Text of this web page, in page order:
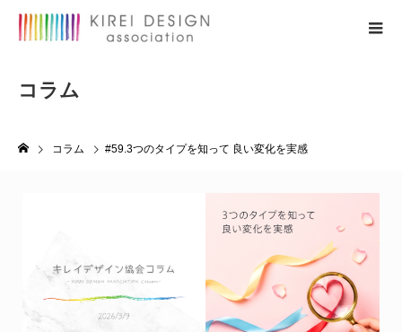
コラム
#59.3つのタイプを知って 良い変化を実感